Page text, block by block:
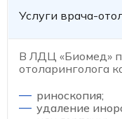
Услуги врача-
В ЛДЦ «Биомед»
отоларинголога
риноскопия;
удаление